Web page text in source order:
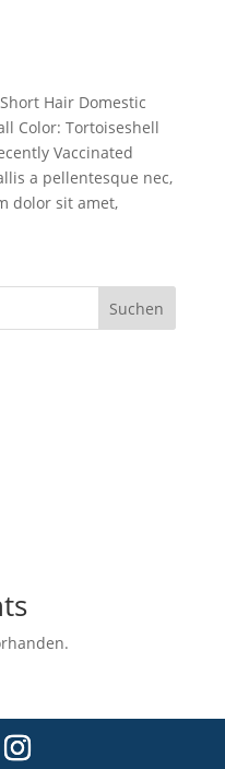
Hair Domestic
Color: Tortoiseshell
Vaccinated
a pellentesque nec,
dolor sit amet,
Suchen